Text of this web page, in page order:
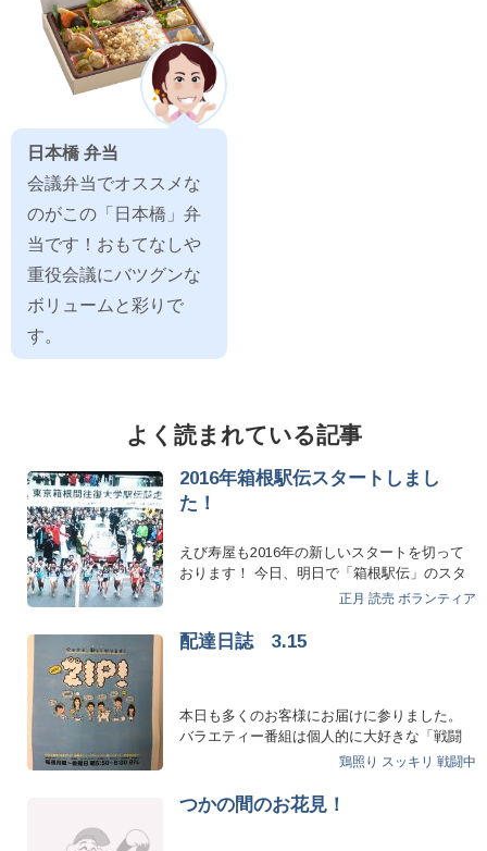
日本橋 弁当
会議弁当でオススメな
のがこの「日本橋」弁
当です！おもてなしや
重役会議にバツグンな
ボリュームと彩りで
す。
よく読まれている記事
2016年箱根駅伝スタートしまし
た！
えび寿屋も2016年の新しいスタートを切って
おります！ 今日、明日で「箱根駅伝」のスタ
正月 読売 ボランティア
配達日誌 3.15
本日も多くのお客様にお届けに参りました。
バラエティー番組は個人的に大好きな「戦闘
中」様にお届けに参りま…鶏照り スッキリ 戦闘中
つかの間のお花見！